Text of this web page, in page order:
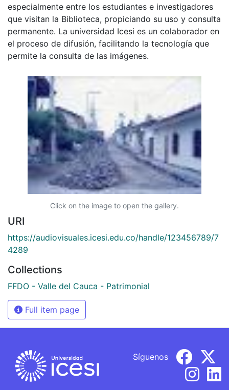
especialmente entre los estudiantes e investigadores
que visitan la Biblioteca, propiciando su uso y consulta
permanente. La universidad Icesi es un colaborador en
el proceso de difusión, facilitando la tecnología que
permite la consulta de las imágenes.
Click on the image to open the gallery.
URI
https://audiovisuales.icesi.edu.co/handle/123456789/7
4289
Collections
FFDO - Valle del Cauca - Patrimonial
Full item page
Síguenos